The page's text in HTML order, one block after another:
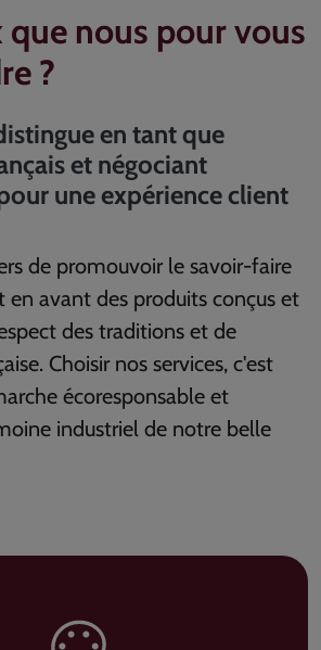
nous pour vous
?
en tant que
et négociant
une expérience client
de promouvoir le savoir-faire
avant des produits conçus et
des traditions et de
Choisir nos services, c'est
écoresponsable et
industriel de notre belle